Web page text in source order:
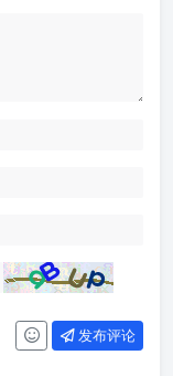
发布评论